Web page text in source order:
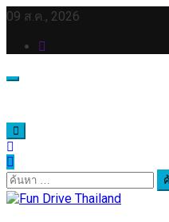
Skip
content
09 ส.ค., 2026
ค้นหา
สำหรับ: